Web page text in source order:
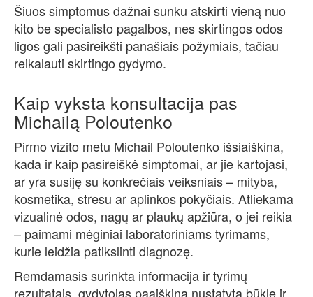
Šiuos simptomus dažnai sunku atskirti vieną nuo
kito be specialisto pagalbos, nes skirtingos odos
ligos gali pasireikšti panašiais požymiais, tačiau
reikalauti skirtingo gydymo.
Kaip vyksta konsultacija pas
Michailą Poloutenko
Pirmo vizito metu Michail Poloutenko išsiaiškina,
kada ir kaip pasireiškė simptomai, ar jie kartojasi,
ar yra susiję su konkrečiais veiksniais – mityba,
kosmetika, stresu ar aplinkos pokyčiais. Atliekama
vizualinė odos, nagų ar plaukų apžiūra, o jei reikia
– paimami mėginiai laboratoriniams tyrimams,
kurie leidžia patikslinti diagnozę.
Remdamasis surinkta informacija ir tyrimų
rezultatais, gydytojas paaiškina nustatytą būklę ir